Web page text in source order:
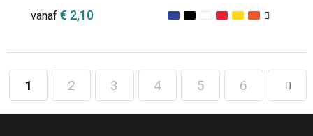
vanaf € 2,10
Minimale afname: 1
1 2 3 4 5 6